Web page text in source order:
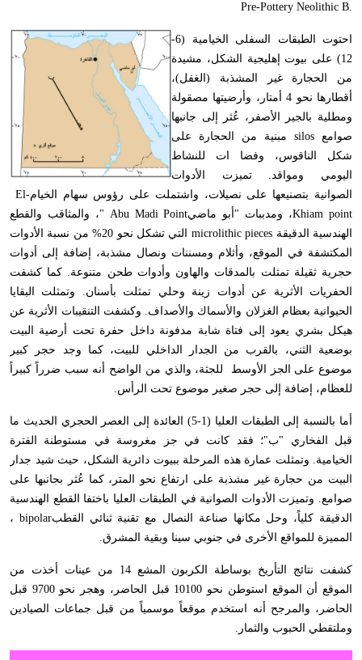
Pre-Pottery
احتوت الطبقات السفلى الخيامية (6-
على بيوت إهليجية الشكل، مشيدة
غير المشذبة (الغفل)،
أقطارها نحو 4 أمتار، وأرضيتها مصقولة
بالجير الأصفر، عُثر إلى جانبها
silos مبنية من الحجارة على
الناقوس، وفضا ات للنشاط
ومواقد. تميزت الأدوات
بتصنيعها على نصيلات، واشتملت على رؤوس سهام الخيام
El-
Khiam، ومدببات "أبو ماضي" Abu Madi Point، والمثاقب والقطع
الدقيقةmicrolithic pieces
التي تشكل نحو 20% من نسبة الأدوات
في الموقع، وأثلام ومسننات ونصال مشذبة، إضافة إلى أدوات
ثقيلة تمثلت بالمدقات والهاون وأدوات طحن متنوعة. كما كشفت
الأثرية عن أدوات زينة وحلي تمثلت بأسنان. وتمثلت البقايا
بعظام الغزلان والأسماك والأصداف. وكشفت التنقيبات الأثرية عن
بشري يعود إلى فتاة شابة مدفونة داخل حفرة تحت أرضية البيت
الثني، بالقرب من الجدار الداخلي للبيت، كما وجد حجر كبير
على الجز الأوسط للجثة، والذي من الواضح أنه سبب ضرراً كبيراً
إضافة إلى حجر صغير موضوع تحت الرأس
.
أما بالنسبة إلى الطبقات العليا (1-5) العائدة إلى العصر الحجري الحديث ما
الفخاري "ب"؛ فقد كانت في جز مغروسة في مستوطنة الفترة
وتمثلت عمارة هذه المرحلة ببيوت دائرية الشكل، حيث شيد جدار
من حجارة غير مشذبة على ارتفاع نحو المتر، كما عُثر بجانبها على
وتميزت الأدوات الصوانية في الطبقات العليا باختفا القطع الهندسية
كلياً، وحل مكانها صناعة النصال مع تقنية ثنائي القطبbipolar،
للمواقع الأخرى في جنوبي سينا وبقية المشرق.
كشفت نتائج التأريخ بوساطة الكربون المشع 14 من عينات أخذت من
الموقع أن الموقع استوطن نحو 10100 قبل الحاضر، وهجر نحو 9700 قبل
والمرجح أنه استخدم موقعاً موسمياً من قبل جماعات الصيادين
الحبوب والثمار.